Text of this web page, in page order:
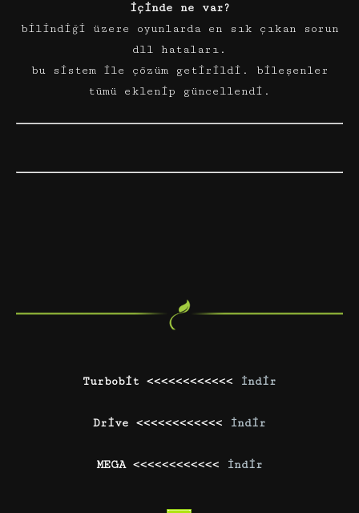
içinde ne var?
bilindiği üzere oyunlarda en sık çıkan sorun
dll hataları.
bu sistem ile çözüm getirildi. bileşenler
tümü eklenip güncellendi.
Turbobit <<<<<<<<<<<< İndir
Drive <<<<<<<<<<<< İndir
MEGA <<<<<<<<<<<< İndir